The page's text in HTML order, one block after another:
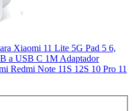
Xiaomi 11 Lite 5G Pad 5 6,
a USB C 1M Adaptador
Redmi Note 11S 12S 10 Pro 11